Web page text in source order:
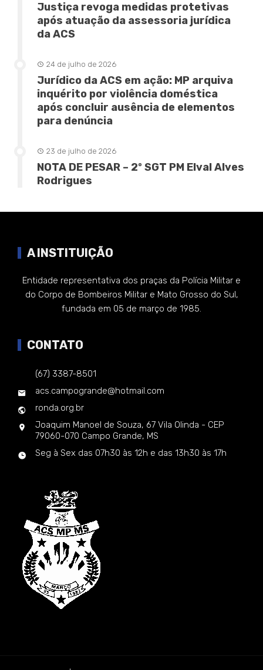
Justiça revoga medidas protetivas
após atuação da assessoria jurídica
da ACS
24 de julho de 2026
Jurídico da ACS em ação: MP arquiva
inquérito por violência doméstica
após concluir ausência de elementos
para denúncia
23 de julho de 2026
NOTA DE PESAR – 2º SGT PM Elval Alves
Rodrigues
A INSTITUIÇÃO
Entidade representativa dos praças da Polícia Militar e
do Corpo de Bombeiros Militar e Mato Grosso do Sul,
fundada em 05 de março de 1985.
CONTATO
(67) 3387-8501
acs.campogrande@hotmail.com
ronda.org.br
Joaquim Manoel de Souza, 67 Vila Olinda - CEP
79060-070 Campo Grande, MS
Seg à Sex das 07h30 às 12h e das 13h30 às 17h